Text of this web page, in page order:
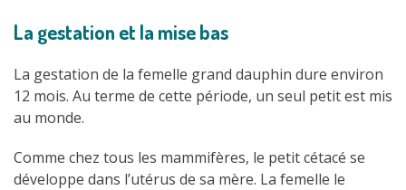
La gestation et la mise bas
La gestation de la femelle grand dauphin dure environ
12 mois. Au terme de cette période, un seul petit est mis
au monde.
Comme chez tous les mammifères, le petit cétacé se
développe dans l’utérus de sa mère. La femelle le